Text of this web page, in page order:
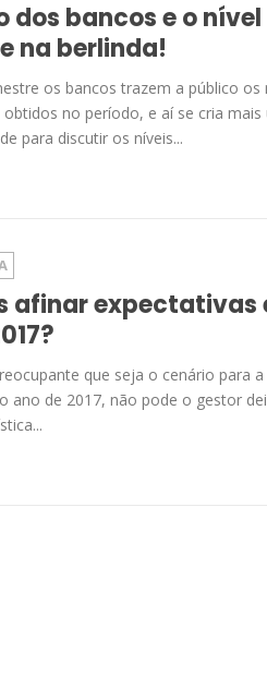
dos bancos e o
na berlinda!
os bancos trazem a público os
no período, e aí se cria mais
para discutir os níveis...
afinar expectativas
que seja o cenário para
ano de 2017, não pode o gestor